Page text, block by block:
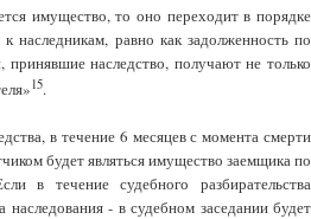
имущество, то оно переходит в порядке
к наследникам, равно как задолженность по
принявшие наследство, получают не только
15.
в течение 6 месяцев с момента смерти
будет являться имущество заемщика по
в течение судебного разбирательства
наследования - в судебном заседании будет